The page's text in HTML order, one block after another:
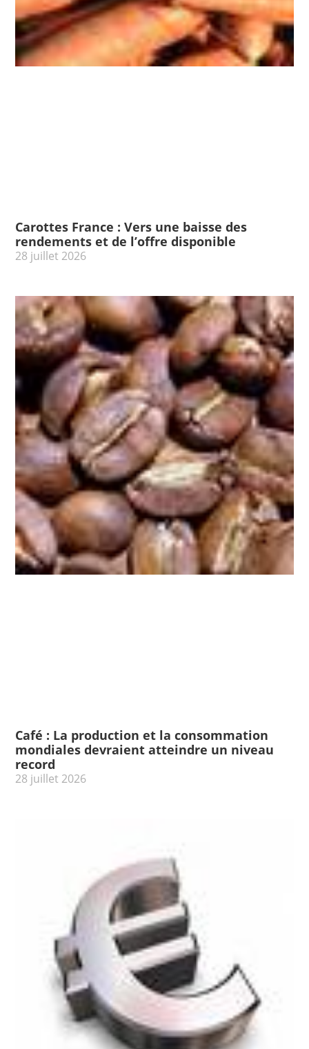
Carottes France : Vers une baisse des
rendements et de l’offre disponible
28 juillet 2026
Café : La production et la consommation
mondiales devraient atteindre un niveau
record
28 juillet 2026